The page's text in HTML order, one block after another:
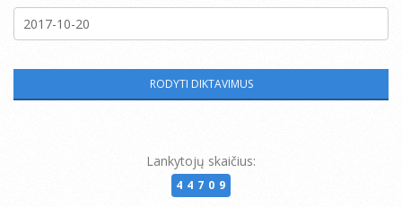
Lankytojų skaičius:
44709